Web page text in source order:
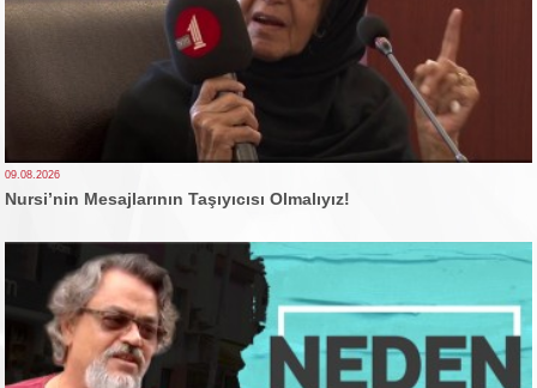
09.08.2026
Nursi’nin Mesajlarının Taşıyıcısı Olmalıyız!